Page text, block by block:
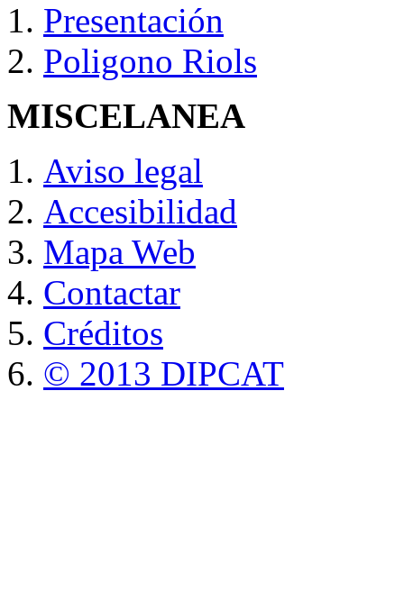
Presentación
Poligono Riols
MISCELANEA
Aviso legal
Accesibilidad
Mapa Web
Contactar
Créditos
© 2013 DIPCAT